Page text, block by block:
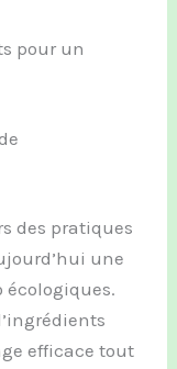
pour un
des pratiques
une
efficace tout